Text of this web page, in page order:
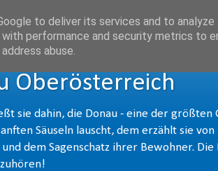
Oberösterreich
sie dahin, die Donau - eine der
Säuseln lauscht, dem erzählt sie
dem Sagenschatz ihrer Bewohner.
to deliver its services and to
with performance and security metrics to
abuse.